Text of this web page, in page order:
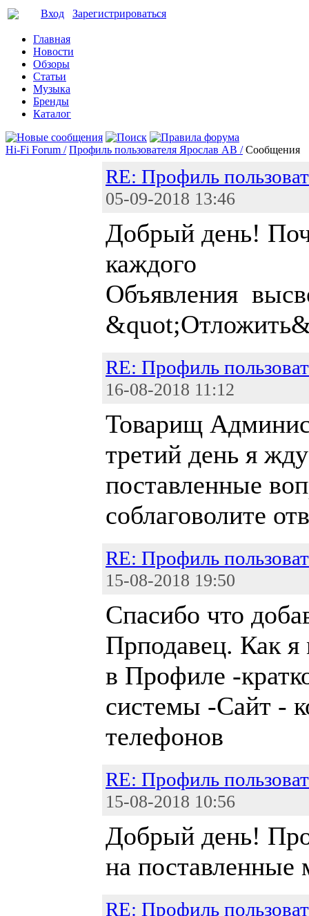
Вход Зарегистрироваться
Главная
Новости
Обзоры
Статьи
Музыка
Бренды
Каталог
Hi-Fi Forum / Профиль пользователя Ярослав АВ / Сообщения
RE: Профиль
05-09-2018 13:46
Добрый день!
каждого
Объявления
RE: Профиль
16-08-2018 11:12
Товарищ
третий день я
поставленные
соблаговолите
RE: Профиль
15-08-2018 19:50
Спасибо что
Прподавец. Как я
в Профиле -
системы -Сайт -
телефонов
RE: Профиль
15-08-2018 10:56
Добрый день!
на
RE: Профиль